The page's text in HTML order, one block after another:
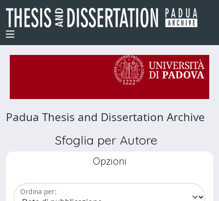
Padua Thesis and Dissertation Archive
Sfoglia per Autore
Opzioni
Ordina per: